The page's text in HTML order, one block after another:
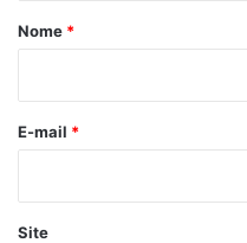
r
*
Nome *
E-mail *
Site